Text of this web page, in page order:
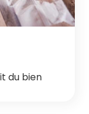
du bien